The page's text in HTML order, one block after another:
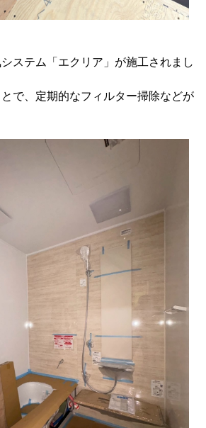
ステム「エクリア」が施工されまし
で、定期的なフィルター掃除などが